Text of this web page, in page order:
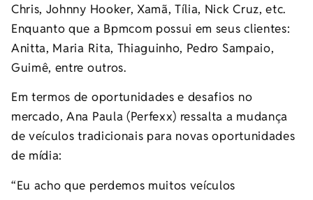
Chris, Johnny Hooker, Xamã, Tília, Nick Cruz, etc.
Enquanto que a Bpmcom possui em seus clientes:
Anitta, Maria Rita, Thiaguinho, Pedro Sampaio,
Guimê, entre outros.
Em termos de oportunidades e desafios no
mercado, Ana Paula (Perfexx) ressalta a mudança
de veículos tradicionais para novas oportunidades
de mídia:
“Eu acho que perdemos muitos veículos